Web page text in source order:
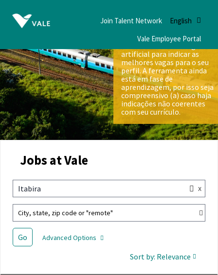
English
Join Talent Network
Vale Employee Portal
Nós utilizamos inteligência
artificial para indicar as
melhores vagas para o seu
perfil. A ferramenta ainda
está em fase de
aprendizagem, por isso seja
compreensivo (a) caso haja
indicações não coerentes
com seu currículo.
Jobs at Vale
Itabira x
City, state, zip code or "remote"
Go Advanced Options
Sort by: Relevance